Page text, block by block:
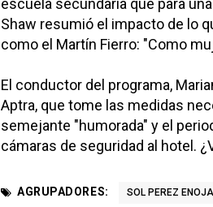
escuela secundaria que para
Shaw resumió el impacto de lo
como el Martín Fierro: "Como
El conductor del programa,
Aptra, que tome las medidas
semejante "humorada" y el
cámaras de seguridad al hotel.
AGRUPADORES: SOL PEREZ